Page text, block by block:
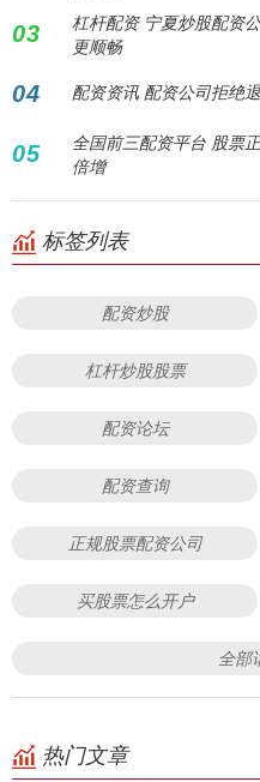
03
杠杆配资 宁夏炒股配资
更顺畅
04 配资资讯 配资公司拒绝
05
全国前三配资平台 股票
倍增
标签列表
配资炒股
杠杆炒股股票
配资论坛
配资查询
正规股票配资公司
买股票怎么开户
全部
热门文章